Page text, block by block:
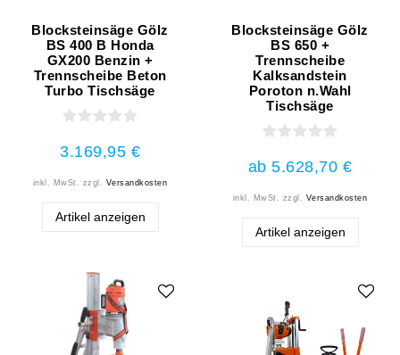
Blocksteinsäge Gölz
BS 400 B Honda
GX200 Benzin +
Trennscheibe Beton
Turbo Tischsäge
3.169,95 €
inkl. MwSt. zzgl. Versandkosten
Artikel anzeigen
Blocksteinsäge Gölz
BS 650 +
Trennscheibe
Kalksandstein
Poroton n.Wahl
Tischsäge
ab 5.628,70 €
inkl. MwSt. zzgl. Versandkosten
Artikel anzeigen